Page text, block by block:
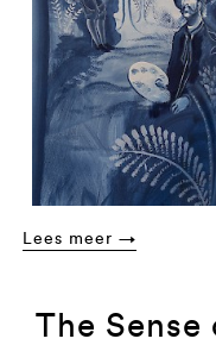
Lees meer →
The